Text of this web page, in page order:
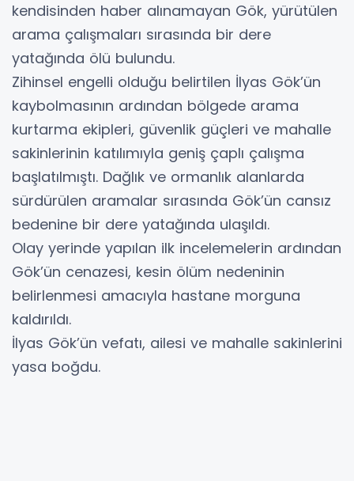
kendisinden haber alınamayan Gök, yürütülen
arama çalışmaları sırasında bir dere
yatağında ölü bulundu.
Zihinsel engelli olduğu belirtilen İlyas Gök’ün
kaybolmasının ardından bölgede arama
kurtarma ekipleri, güvenlik güçleri ve mahalle
sakinlerinin katılımıyla geniş çaplı çalışma
başlatılmıştı. Dağlık ve ormanlık alanlarda
sürdürülen aramalar sırasında Gök’ün cansız
bedenine bir dere yatağında ulaşıldı.
Olay yerinde yapılan ilk incelemelerin ardından
Gök’ün cenazesi, kesin ölüm nedeninin
belirlenmesi amacıyla hastane morguna
kaldırıldı.
İlyas Gök’ün vefatı, ailesi ve mahalle sakinlerini
yasa boğdu.